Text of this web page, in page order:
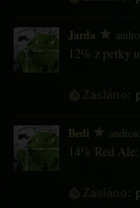
Jarda
12% z petky
Bedi android
14% Red